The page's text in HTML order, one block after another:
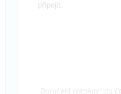
připojit.